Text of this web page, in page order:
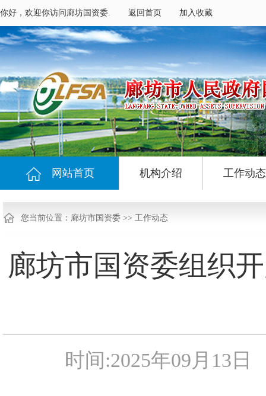
你好，欢迎你访问廊坊国资委. 返回首页 加入收藏
网站首页 机构介绍 工作动态
您当前位置： 廊坊市国资委 >> 工作动态
廊坊市国资委组织
时间:2025年09月13日